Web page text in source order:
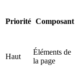
Priorité Composant
Haut
Éléments de
la page